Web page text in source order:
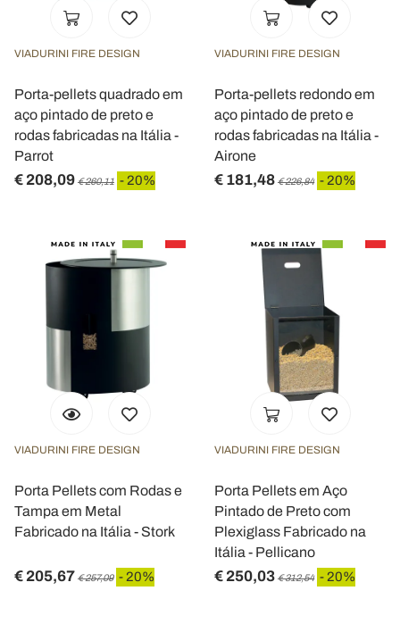
VIADURINI FIRE DESIGN
Porta-pellets quadrado em
aço pintado de preto e
rodas fabricadas na Itália -
Parrot
€ 208,09 € 260,11 - 20%
VIADURINI FIRE DESIGN
Porta-pellets redondo em
aço pintado de preto e
rodas fabricadas na Itália -
Airone
€ 181,48 € 226,84 - 20%
VIADURINI FIRE DESIGN
Porta Pellets com Rodas e
Tampa em Metal
Fabricado na Itália - Stork
€ 205,67 € 257,09 - 20%
VIADURINI FIRE DESIGN
Porta Pellets em Aço
Pintado de Preto com
Plexiglass Fabricado na
Itália - Pellicano
€ 250,03 € 312,54 - 20%